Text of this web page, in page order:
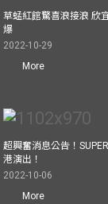
草蜢紅館驚喜浪接浪 欣
爆
2022-10-29
More
超興奮消息公告！
港演出！
2022-10-06
More